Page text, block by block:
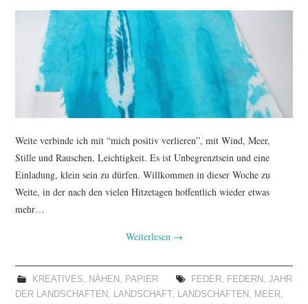
TUTORIALS
WORKSHOPS
PAPIERLIEBE AM
MONTAG
IMPRESSUM
DATENSCHUTZ
Weite verbinde ich mit “mich positiv verlieren”, mit Wind, Meer,
Stille und Rauschen, Leichtigkeit. Es ist Unbegrenztsein und eine
Einladung, klein sein zu dürfen. Willkommen in dieser Woche zu
Weite, in der nach den vielen Hitzetagen hoffentlich wieder etwas
mehr…
Weiterlesen →
KREATIVES, NÄHEN , PAPIER FEDER, FEDERN , JAHR
DER LANDSCHAFTEN , LANDSCHAFT , LANDSCHAFTEN , MEER,